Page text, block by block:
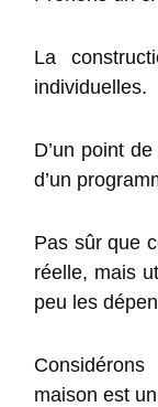
La
individuelles.
D’un point
d’un
Pas sûr que
réelle, mais
peu les
maison est